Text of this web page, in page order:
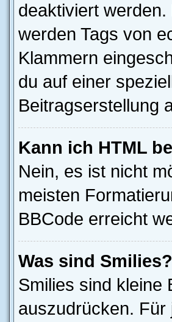
deaktiviert
werden Tags von
Klammern
du auf einer
Beitragserstellung
Kann ich HTML
Nein, es ist nicht
meisten
BBCode erreicht
Was sind Smilies?
Smilies sind kleine
auszudrücken. Für